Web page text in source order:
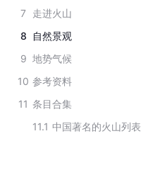
7
走进火山
8
自然景观
9 地势气候
10 参考资料
11 条目合集
11.1 中国著名的火山列表